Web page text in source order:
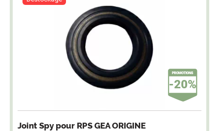
-20%
Joint Spy pour RPS GEA ORIGINE